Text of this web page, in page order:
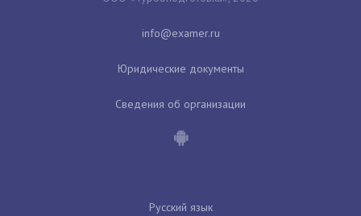
Юридические документы
Сведения об организации
Русский язык